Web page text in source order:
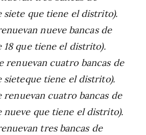
siete que tiene el distrito).
nueve bancas de
18 que tiene el distrito).
renuevan cuatro bancas de
sieteque tiene el distrito).
renuevan cuatro bancas de
nueve que tiene el distrito).
tres bancas de